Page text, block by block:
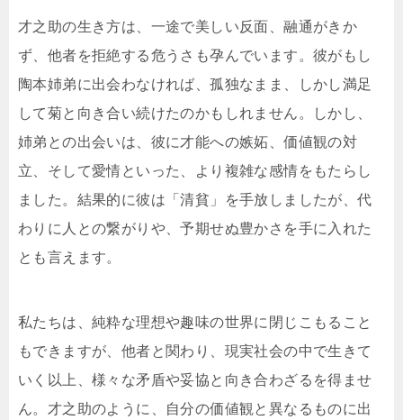
才之助の生き方は、一途で美しい反面、融通がきか
ず、他者を拒絶する危うさも孕んでいます。彼がもし
陶本姉弟に出会わなければ、孤独なまま、しかし満足
して菊と向き合い続けたのかもしれません。しかし、
姉弟との出会いは、彼に才能への嫉妬、価値観の対
立、そして愛情といった、より複雑な感情をもたらし
ました。結果的に彼は「清貧」を手放しましたが、代
わりに人との繋がりや、予期せぬ豊かさを手に入れた
とも言えます。
私たちは、純粋な理想や趣味の世界に閉じこもること
もできますが、他者と関わり、現実社会の中で生きて
いく以上、様々な矛盾や妥協と向き合わざるを得ませ
ん。才之助のように、自分の価値観と異なるものに出